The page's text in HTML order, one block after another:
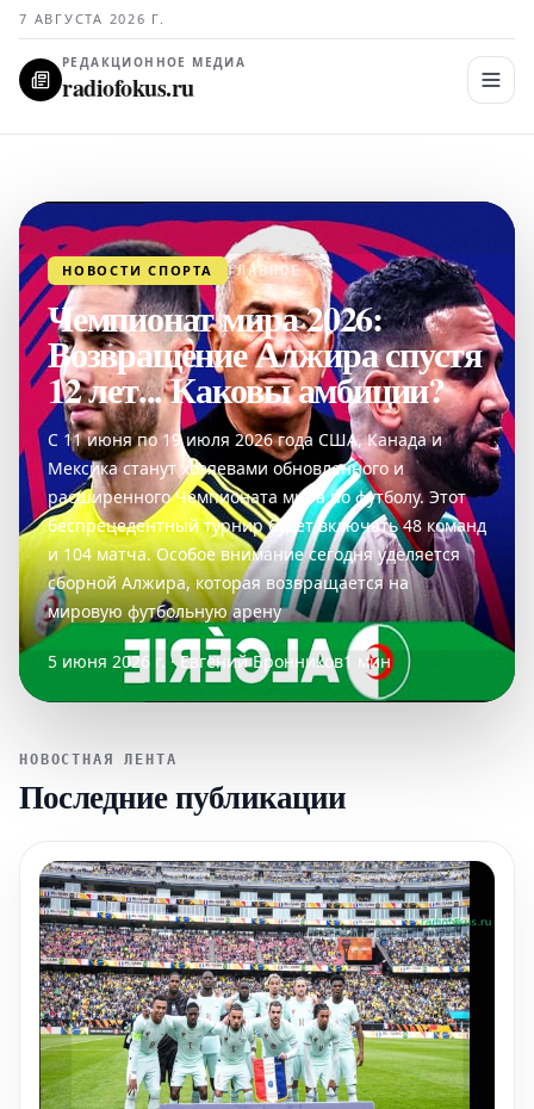
7 АВГУСТА 2026 Г.
РЕДАКЦИОННОЕ МЕДИА
radiofokus.ru
НОВОСТИ СПОРТА ГЛАВНОЕ
Чемпионат мира 2026:
Возвращение Алжира спустя
12 лет... Каковы амбиции?
С 11 июня по 19 июля 2026 года США, Канада и
Мексика станут хозяевами обновленного и
расширенного Чемпионата мира по футболу. Этот
беспрецедентный турнир будет включать 48 команд
и 104 матча. Особое внимание сегодня уделяется
сборной Алжира, которая возвращается на
мировую футбольную арену
5 июня 2026 г. · Евгений Бронников1 мин
НОВОСТНАЯ ЛЕНТА
Последние публикации